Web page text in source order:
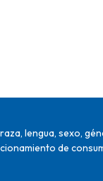
lengua, sexo,
de